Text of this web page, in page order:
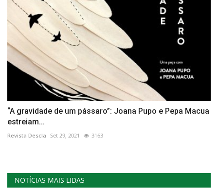
“A gravidade de um pássaro”: Joana Pupo e Pepa Macua
estreiam...
Revista Descla Set 29, 2021 3163
NOTÍCIAS MAIS LIDAS